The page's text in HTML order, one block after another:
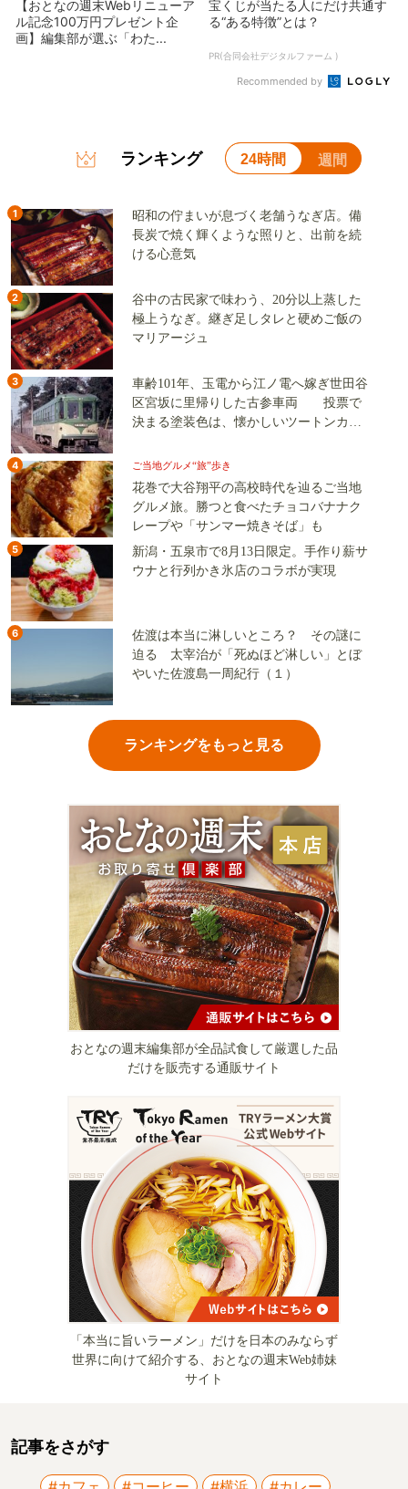
【おとなの週末Webリニューア
ル記念100万円プレゼント企
画】編集部が選ぶ「わた...
宝くじが当たる人にだけ共通す
る“ある特徴”とは？
PR(合同会社デジタルファーム )
Recommended by
ランキング 24時間 週間
1
昭和の佇まいが息づく老舗うなぎ店。備
長炭で焼く輝くような照りと、出前を続
ける心意気
2
谷中の古民家で味わう、20分以上蒸した
極上うなぎ。継ぎ足しタレと硬めご飯の
マリアージュ
3
車齢101年、玉電から江ノ電へ嫁ぎ世田谷
区宮坂に里帰りした古参車両 投票で
決まる塗装色は、懐かしいツートンカラ
4 ご当地グルメ“旅”歩き
花巻で大谷翔平の高校時代を辿るご当地
グルメ旅。勝つと食べたチョコバナナク
レープや「サンマー焼きそば」も
5
新潟・五泉市で8月13日限定。手作り薪サ
ウナと行列かき氷店のコラボが実現
6
佐渡は本当に淋しいところ？ その謎に
迫る 太宰治が「死ぬほど淋しい」とぼ
やいた佐渡島一周紀行（１）
ランキングをもっと見る
おとなの週末編集部が全品試食して厳選した品
だけを販売する通販サイト
「本当に旨いラーメン」だけを日本のみならず
世界に向けて紹介する、おとなの週末Web姉妹
サイト
記事をさがす